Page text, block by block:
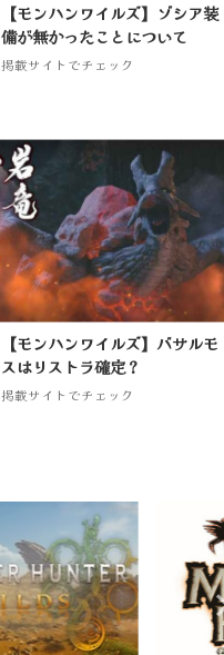
【モンハンワイルズ】ゾシア装
備が無かったことについて
掲載サイトでチェック
【モンハンワイルズ】バサルモ
スはリストラ確定？
掲載サイトでチェック